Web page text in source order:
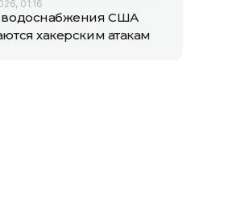
01:16
США
хакерским атакам